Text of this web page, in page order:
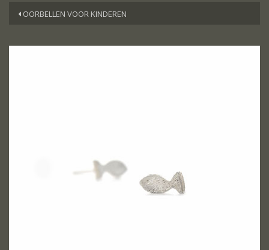
OORBELLEN VOOR KINDEREN